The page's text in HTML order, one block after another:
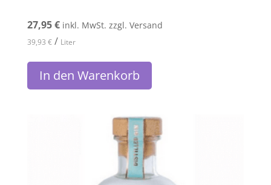
27,95€ inkl. MwSt. zzgl. Versand
39,93 €/ Liter
In den Warenkorb